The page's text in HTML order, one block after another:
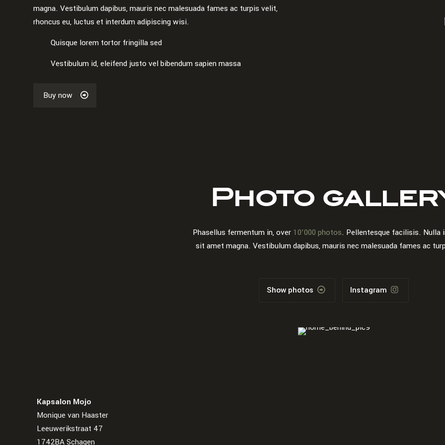
magna. Vestibulum dapibus, mauris nec malesuada fames ac turpis velit,
rhoncus eu, luctus et interdum adipiscing wisi.
Quisque lorem tortor fringilla sed
Vestibulum id, eleifend justo vel bibendum sapien massa
Buy now
Photo
Phasellus fermentum in, over 10’000 photos. Pellentesque facilisis. Nulla
sit amet magna. Vestibulum dapibus, mauris nec malesuada fames ac
Show photos Instagram
Kapsalon Mojo
Monique van Haaster
Leeuwerikstraat 47
1742BA Schagen